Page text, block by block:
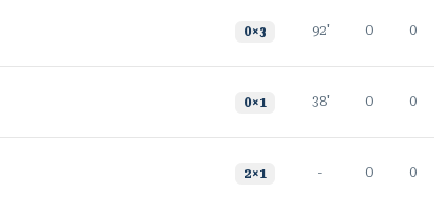
0×3 92' 0 0
0×1 38' 0 0
2×1 - 0 0